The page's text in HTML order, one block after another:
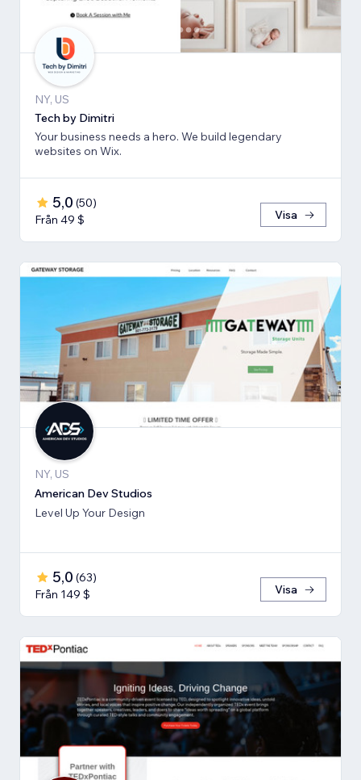
NY, US
Tech by Dimitri
Your business needs a hero. We build legendary
websites on Wix.
5,0 (50)
Från 49 $
Visa
NY, US
American Dev Studios
Level Up Your Design
5,0 (63)
Från 149 $
Visa